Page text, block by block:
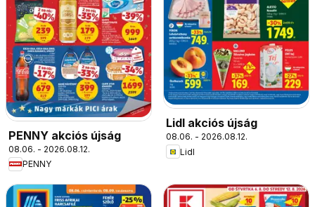
PENNY akciós újság
08.06. - 2026.08.12.
PENNY
Lidl akciós újság
08.06. - 2026.08.12.
Lidl